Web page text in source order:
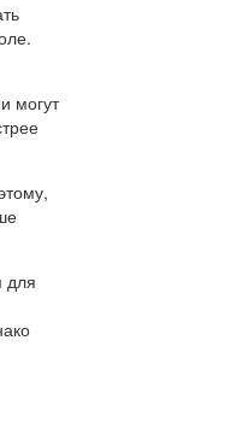
могут
для